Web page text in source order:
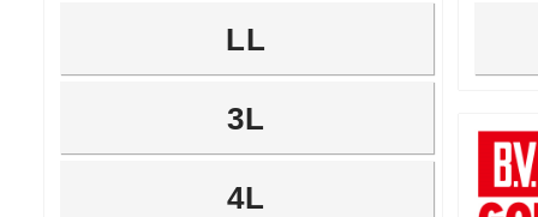
LL
3L
4L